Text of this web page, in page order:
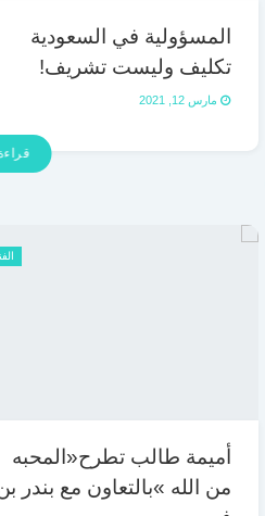
المسؤولية في السعودية
تكليف وليست تشريف!
مارس 12, 2021
أميمة طالب تطرح«المحبه
من الله »بالتعاون مع بندر